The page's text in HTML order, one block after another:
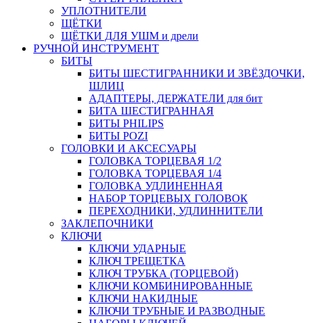
УПЛОТНИТЕЛИ
ЩЁТКИ
ЩЁТКИ ДЛЯ УШМ и дрели
РУЧНОЙ ИНСТРУМЕНТ
БИТЫ
БИТЫ ШЕСТИГРАННИКИ И ЗВЁЗДОЧКИ,
ШЛИЦ
АДАПТЕРЫ, ДЕРЖАТЕЛИ для бит
БИТА ШЕСТИГРАННАЯ
БИТЫ PHILIPS
БИТЫ POZI
ГОЛОВКИ И АКСЕСУАРЫ
ГОЛОВКА ТОРЦЕВАЯ 1/2
ГОЛОВКА ТОРЦЕВАЯ 1/4
ГОЛОВКА УДЛИНЕННАЯ
НАБОР ТОРЦЕВЫХ ГОЛОВОК
ПЕРЕХОДНИКИ, УДЛИННИТЕЛИ
ЗАКЛЕПОЧНИКИ
КЛЮЧИ
КЛЮЧИ УДАРНЫЕ
КЛЮЧ ТРЕЩЕТКА
КЛЮЧ ТРУБКА (ТОРЦЕВОЙ)
КЛЮЧИ КОМБИНИРОВАННЫЕ
КЛЮЧИ НАКИДНЫЕ
КЛЮЧИ ТРУБНЫЕ И РАЗВОДНЫЕ